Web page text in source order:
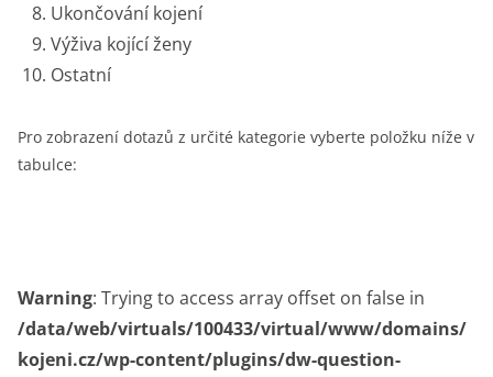
Ukončování kojení
Výživa kojící ženy
Ostatní
Pro zobrazení dotazů z určité kategorie vyberte položku níže v
tabulce:
Warning: Trying to access array offset on false in
/data/web/virtuals/100433/virtual/www/domains/
kojeni.cz/wp-content/plugins/dw-question-